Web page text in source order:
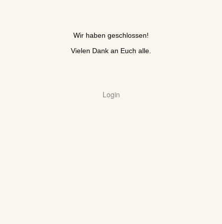
Wir haben geschlossen!
Vielen Dank an Euch alle.
Login